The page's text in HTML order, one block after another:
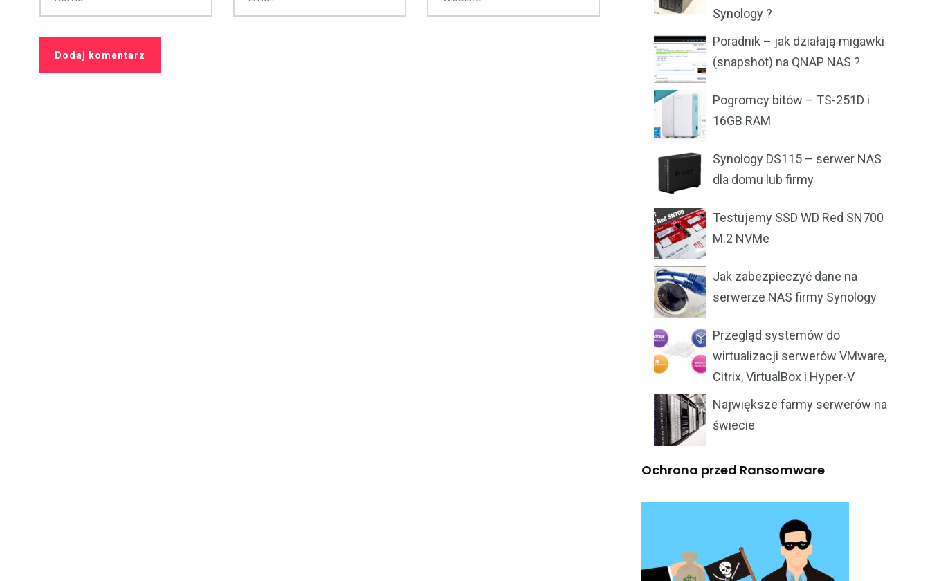
Synology ?
Poradnik – jak działają migawki
(snapshot) na QNAP NAS ?
Pogromcy bitów – TS-251D i
16GB RAM
Synology DS115 – serwer NAS
dla domu lub firmy
Testujemy SSD WD Red SN700
M.2 NVMe
Jak zabezpieczyć dane na
serwerze NAS firmy Synology
Przegląd systemów do
wirtualizacji serwerów VMware,
Citrix, VirtualBox i Hyper-V
Największe farmy serwerów na
świecie
Ochrona przed Ransomware